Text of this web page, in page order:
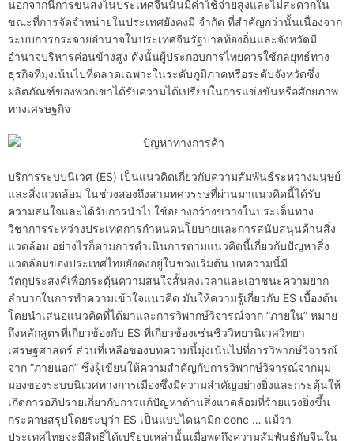
นอกจากนี้การขนส่งในประเทศจีนนั้นมีค่าใช้จ่ายสูงและไม่สะดวกใน
ขณะที่การจัดจำหน่ายในประเทศยังคงมี จำกัด ที่สำคัญกว่านั้นเนื่องจาก
ระบบการกระจายอำนาจในประเทศจีนรัฐบาลท้องถิ่นและจังหวัดมี
อำนาจบริหารค่อนข้างสูง ดังนั้นผู้ประกอบการไทยควรใช้กลยุทธ์ทาง
ธุรกิจที่มุ่งเน้นไปที่ตลาดเฉพาะในระดับภูมิภาคหรือระดับจังหวัดซึ่ง
ผลิตภัณฑ์ของพวกเขาได้รับความได้เปรียบในการแข่งขันหรือศักยภาพ
ทางเศรษฐกิจ
บริการระบบนิเวศ (ES) เป็นแนวคิดเกี่ยวกับความสัมพันธ์ระหว่างมนุษย์
และสิ่งแวดล้อม ในช่วงสองถึงสามทศวรรษที่ผ่านมาแนวคิดนี้ได้รับ
ความสนใจและได้รับการนำไปใช้อย่างกว้างขวางในประเด็นทาง
วิชาการระหว่างประเทศการกำหนดนโยบายและการสนับสนุนด้านสิ่ง
แวดล้อม อย่างไรก็ตามการดำเนินการตามแนวคิดนี้เกี่ยวกับปัญหาสิ่ง
แวดล้อมของประเทศไทยยังคงอยู่ในช่วงเริ่มต้น บทความนี้มี
วัตถุประสงค์เพื่อกระตุ้นความสนใจสั้นลงเวลาและเอาชนะความยาก
ลำบากในการทำความเข้าใจแนวคิด มันให้ความรู้เกี่ยวกับ ES เบื้องต้น
โดยนำเสนอแนวคิดที่ได้มาและการวิพากษ์วิจารณ์จาก “ภายใน” หมาย
ถึงหลักสูตรที่เกี่ยวข้องกับ ES ที่เกี่ยวข้องเช่นชีววิทยานิเวศวิทยา
เศรษฐศาสตร์ ส่วนที่เหลือของบทความนี้มุ่งเน้นไปที่การวิพากษ์วิจารณ์
จาก “ภายนอก” ซึ่งผู้เขียนให้ความสำคัญกับการวิพากษ์วิจารณ์จากมุม
มองของระบบนิเวศทางการเมืองซึ่งมีความสำคัญอย่างยิ่งและกระตุ้นให้
เกิดการอภิปรายเกี่ยวกับการแก้ปัญหาด้านสิ่งแวดล้อมที่ร้ายแรงยิ่งขึ้น
กระดาษสรุปโดยระบุว่า ES เป็นแบบไดนามิก conc … แม้ว่า
ประเทศไทยจะมีสิทธิ์ได้เปรียบเหล่านั้นเมื่อพูดถึงความสัมพันธ์กับจีนใน